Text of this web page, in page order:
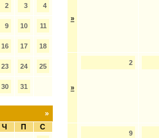
2 3 4
9 10 11
16 17 18
23 24 25
30 31
»
Ч П С
»
»
2
9